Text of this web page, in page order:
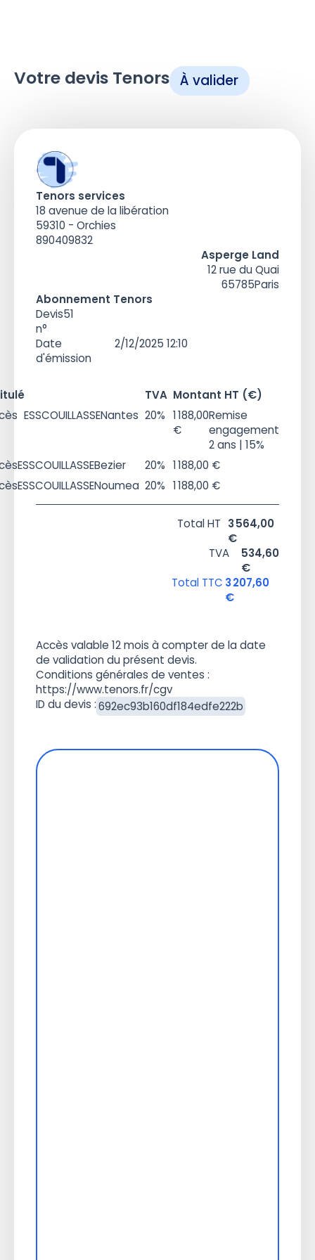
Votre devis Tenors À valider
Tenors services
18 avenue de la libération
59310 - Orchies
890409832
Asperge Land
12 rue du Quai
65785Paris
Abonnement Tenors
Devis
n°
51
Date
d'émission
2/12/2025 12:10
TVA Montant HT (€)
ESSCOUILLASSENantes 20% 1 188,00
€
Remise
engagement
2 ans | 15%
ESSCOUILLASSEBezier 20% 1 188,00 €
ESSCOUILLASSENoumea 20% 1 188,00 €
Total HT 3 564,00
€
TVA
534,60
€
Total TTC 3 207,60
€
Accès valable 12 mois à compter de la date
de validation du présent devis.
Conditions générales de ventes :
https://www.tenors.fr/cgv
ID du devis :692ec93b160df184edfe222b